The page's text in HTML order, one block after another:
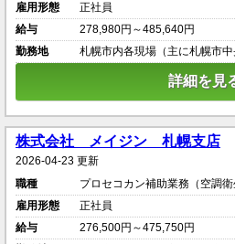
雇用形態
正社員
給与
278,980円～485,640円
勤務地
札幌市内各現場（主に札幌市中
詳細を見
株式会社 メイジン 札幌支店
2026-04-23 更新
職種
プロセコカン補助業務（空調衛
雇用形態
正社員
給与
276,500円～475,750円